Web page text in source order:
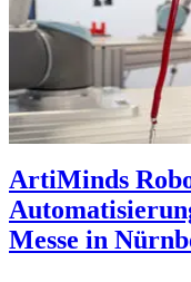
ArtiMinds
Messe in